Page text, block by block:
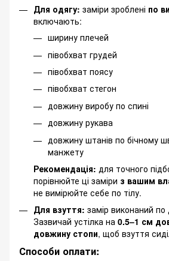
Для одягу: заміри зроблені по
включають:
ширину плечей
півобхват грудей
півобхват поясу
півобхват стегон
довжину виробу по спині
довжину рукава
довжину штанів по бічному
манжету
Рекомендація: для точного
порівнюйте ці заміри з вашим
не вимірюйте себе по тілу.
Для взуття: замір виконаний по
Зазвичай устілка на 0.5–1 см
довжину стопи, щоб взуття
Способи оплати: